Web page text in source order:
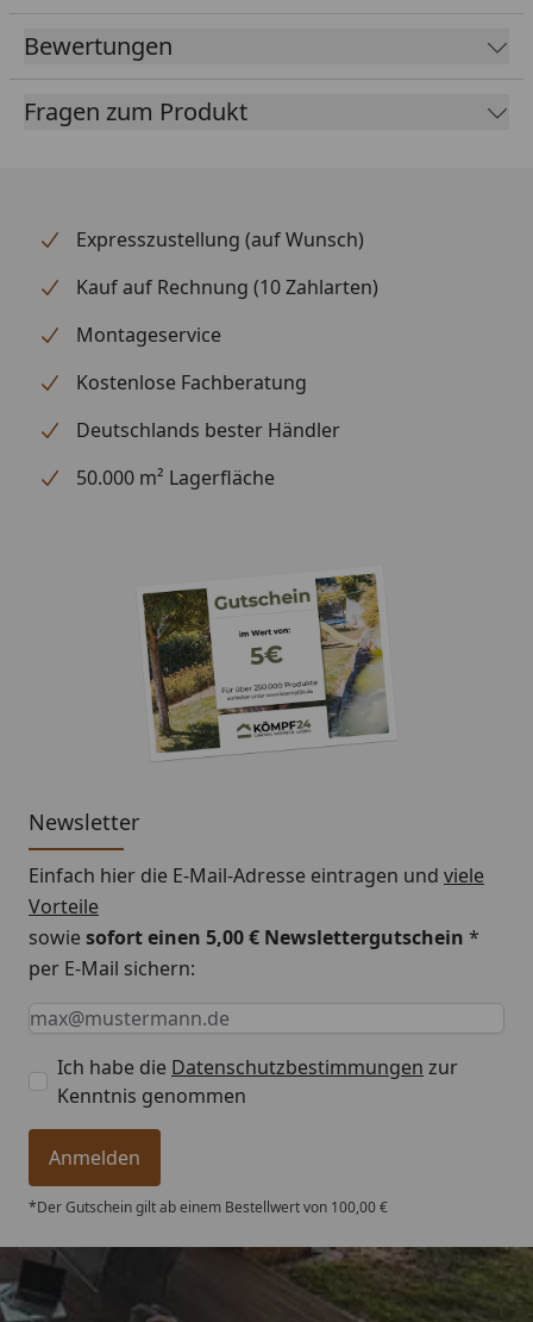
beschichtet (RAL 7016)
Lieferung ohne Schrauben.Schraubeninkl.
Dichtscheibe müssen separat bestellt werden
Flachdachhäuser ohne Blendbretter -
Montageanleitung
Bewertungen
Fragen zum Produkt
Expresszustellung (auf Wunsch)
Kauf auf Rechnung (10 Zahlarten)
Montageservice
Kostenlose Fachberatung
Deutschlands bester Händler
50.000 m² Lagerfläche
Newsletter
Einfach hier die E-Mail-Adresse eintragen und viele
Vorteile
sowiesofort einen 5,00 € Newslettergutschein *
per E-Mail sichern:
Keine Eingabe erforderlich
Eingabe erforderlich
E-Mail *
Ich habe die Datenschutzbestimmungen zur
Kenntnis genommen
Anmelden
*Der Gutschein gilt ab einem Bestellwert von 100,00 €